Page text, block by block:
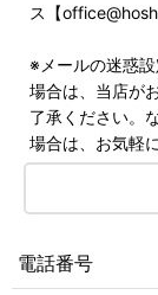
ス【
※メールの迷惑
場合は、当店が
了承ください。
場合は、お気軽
電話番号